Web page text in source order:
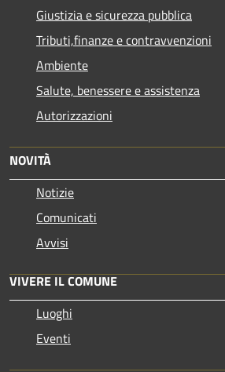
Giustizia e sicurezza pubblica
Tributi,finanze e contravvenzioni
Ambiente
Salute, benessere e assistenza
Autorizzazioni
NOVITÀ
Notizie
Comunicati
Avvisi
VIVERE IL COMUNE
Luoghi
Eventi